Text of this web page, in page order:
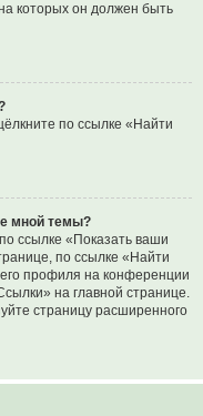
которых он должен быть
по ссылке «Найти
мной темы?
ссылке «Показать ваши
по ссылке «Найти
профиля на конференции
на главной странице.
страницу расширенного